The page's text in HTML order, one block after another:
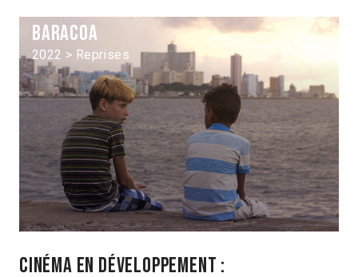
Baracoa
2022 > Reprises
Cinéma en développement :